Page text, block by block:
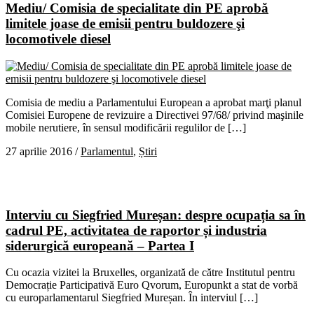
Mediu/ Comisia de specialitate din PE aprobă
limitele joase de emisii pentru buldozere şi
locomotivele diesel
Comisia de mediu a Parlamentului European a aprobat marţi planul
Comisiei Europene de revizuire a Directivei 97/68/ privind maşinile
mobile nerutiere, în sensul modificării regulilor de […]
27 aprilie 2016 /Parlamentul, Știri
Interviu cu Siegfried Mureșan: despre ocupația sa în
cadrul PE, activitatea de raportor și industria
siderurgică europeană – Partea I
Cu ocazia vizitei la Bruxelles, organizată de către Institutul pentru
Democrație Participativă Euro Qvorum, Europunkt a stat de vorbă
cu europarlamentarul Siegfried Mureșan. În interviul […]